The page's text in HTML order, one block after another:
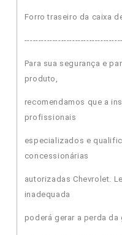
Forro traseiro da caixa
Para sua segurança e
produto,
recomendamos que a
profissionais
especializados e
concessionárias
autorizadas Chevrolet.
inadequada
poderá gerar a perda da